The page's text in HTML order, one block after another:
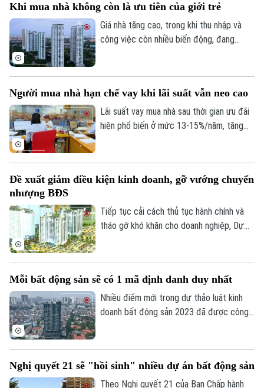
Chuyên mục
Thời sự
Hà Nội
Chính trị
Hà Nội
Nhịp sống Hà Nội
Thế giới
Khi mua nhà không còn là ưu tiên của giới trẻ
Giá nhà tăng cao, trong khi thu nhập và
công việc còn nhiều biến động, đang
cho công việc và chất lượng cuộc sống.
Quan niệm về “an cư” đang dần thay đổi.
Người mua nhà hạn chế vay khi lãi suất vẫn neo cao
Lãi suất vay mua nhà sau thời gian ưu đãi
hiện phổ biến ở mức 13-15%/năm, tăng
hơn khi sử dụng đòn bẩy tài chính.
Đề xuất giảm điều kiện kinh doanh, gỡ vướng chuyển
nhượng BĐS
Tiếp tục cải cách thủ tục hành chính và
tháo gỡ khó khăn cho doanh nghiệp, Dự
nhượng dự án.
Mỗi bất động sản sẽ có 1 mã định danh duy nhất
Nhiều điểm mới trong dự thảo luật kinh
doanh bất động sản 2023 đã được công
động sản sẽ được bổ sung vào điều
khoản của Luật lần này, đảm bảo mỗi bất
Nghị quyết 21 sẽ "hồi sinh" nhiều dự án bất động sản
Theo Nghị quyết 21 của Ban Chấp hành